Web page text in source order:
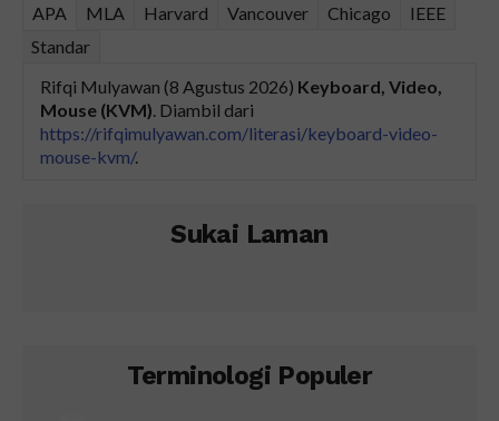
APA MLA Harvard Vancouver Chicago
IEEE
Standar
Rifqi Mulyawan (8 Agustus 2026) Keyboard, Video,
Mouse (KVM) . Diambil dari
https://rifqimulyawan.com/literasi/keyboard-video-
mouse-kvm/.
Sukai Laman
Terminologi Populer